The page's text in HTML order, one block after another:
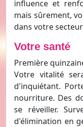
influence et
mais sûrement,
dans votre
Votre santé
Première
Votre vitalité
d'inquiétant.
nourriture. Des
se réveiller.
d'élimination en